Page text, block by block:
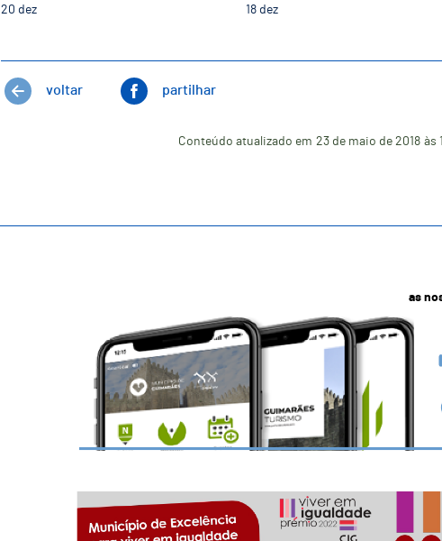
20 dez 18 dez
voltar partilhar
Conteúdo atualizado em 23 de maio de 2018 às
as